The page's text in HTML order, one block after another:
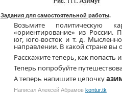
Задания для самостоятельной работы.
Возьмите политическую
«ориентирование» из России.
юг, юго-восток и т. д. Мысленно
направлении. В какой стране вы
Расскажите теперь, как попасть
Теперь попробуйте
А теперь напишите цепочку
Написал Алексей Абрамов kontur.tk